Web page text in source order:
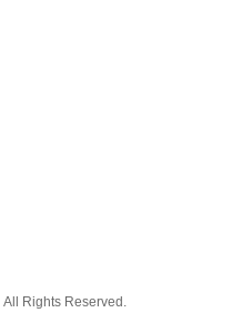
All Rights Reserved.